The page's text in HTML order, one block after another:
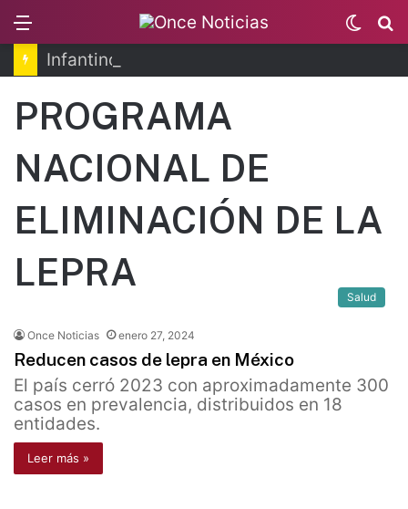
Switch
skin
PROGRAMA
NACIONAL DE
ELIMINACIÓN DE LA
LEPRA
Salud
Once Noticias enero 27, 2024
Reducen casos de lepra en México
El país cerró 2023 con aproximadamente 300
casos en prevalencia, distribuidos en 18
entidades.
Leer más »